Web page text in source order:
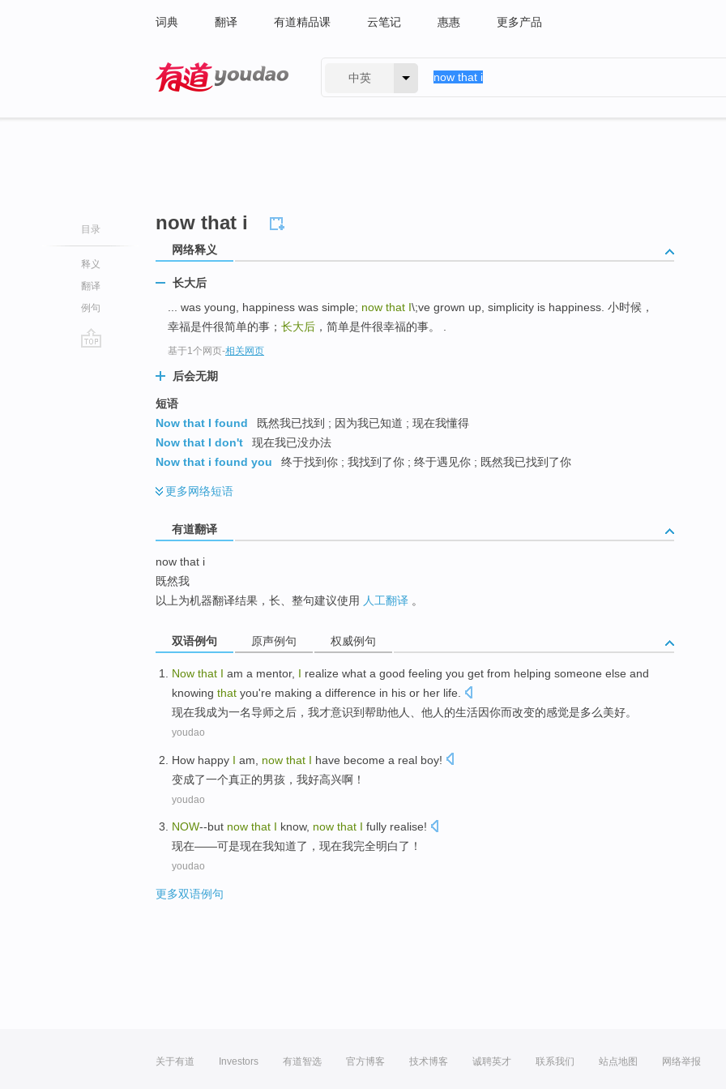
词典 翻译 有道精品课 云笔记 惠惠 更多产品
中英
目录
释义
翻译
例句
now that i
网络释义
长大后
... was young, happiness was simple; now that I\;ve grown up, simplicity is happiness. 小时候，
幸福是件很简单的事； 长大后 ，简单是件很幸福的事。 .
基于1个网页-相关网页
后会无期
短语
Now that I found
既然我已找到 ; 因为我已知道 ; 现在我懂得
Now that I don't
现在我已没办法
Now that i found you
终于找到你 ; 我找到了你 ; 终于遇见你 ; 既然我已找到了你
更多网络短语
有道翻译
now that i
既然我
以上为机器翻译结果，长、整句建议使用 人工翻译 。
双语例句 原声例句 权威例句
Now that I am a mentor, I realize what a good feeling you get from helping someone else and
knowing that you're making a difference in his or her life.
现在我成为一名导师之后，我才意识到帮助他人、他人的生活因你而改变的感觉是多么美好。
youdao
How happy I am, now that I have become a real boy!
变成了一个真正的男孩， 我好高兴啊！
youdao
NOW--but now that I know, now that I fully realise!
现在——可是现在我知道了，现在我完全明白了！
youdao
更多双语例句
关于有道 Investors 有道智选 官方博客 技术博客 诚聘英才 联系我们 站点地图 网络举报